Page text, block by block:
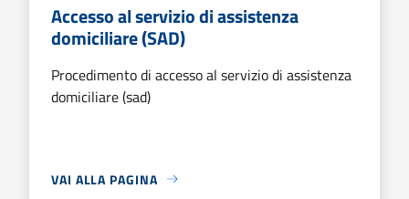
Accesso al servizio di assistenza
domiciliare (SAD)
Procedimento di accesso al servizio di assistenza
domiciliare (sad)
VAI ALLA PAGINA